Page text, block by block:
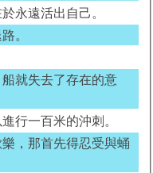
永遠活出自己。
。
就失去了存在的意
行一百米的沖刺。
，那首先得忍受與蛹